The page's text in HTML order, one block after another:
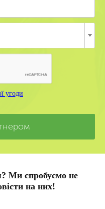
угоди
Ми спробуємо не
на них!